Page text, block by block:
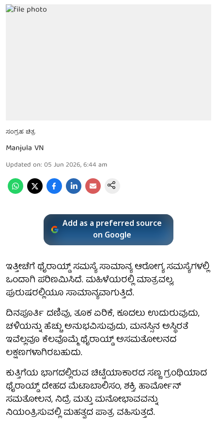
ಸಂಗ್ರಹ ಚಿತ್ರ
Manjula VN
Updated on: 05 Jun 2026, 6:44 am
Add as a preferred source
on Google
ಇತ್ತೀಚೆಗೆ ಥೈರಾಯ್ಡ್ ಸಮಸ್ಯೆ ಸಾಮಾನ್ಯ ಆರೋಗ್ಯ ಸಮಸ್ಯೆಗಳಲ್ಲಿ
ಒಂದಾಗಿ ಪರಿಣಮಿಸಿದೆ. ಮಹಿಳೆಯರಲ್ಲಿ ಮಾತ್ರವಲ್ಲ,
ಪುರುಷರಲ್ಲಿಯೂ ಸಾಮಾನ್ಯವಾಗುತ್ತಿದೆ.
ದಿನಪೂರ್ತಿ ದಣಿವು, ತೂಕ ಏರಿಕೆ, ಕೂದಲು ಉದುರುವುದು,
ಚಳಿಯನ್ನು ಹೆಚ್ಚು ಅನುಭವಿಸುವುದು, ಮನಸ್ಸಿನ ಅಸ್ಥಿರತೆ
ಇವೆಲ್ಲವೂ ಕೆಲವೊಮ್ಮೆ ಥೈರಾಯ್ಡ್ ಅಸಮತೋಲನದ
ಲಕ್ಷಣಗಳಾಗಿರಬಹುದು.
ಕುತ್ತಿಗೆಯ ಭಾಗದಲ್ಲಿರುವ ಚಿಟ್ಟೆಯಾಕಾರದ ಸಣ್ಣ ಗ್ರಂಥಿಯಾದ
ಥೈರಾಯ್ಡ್ ದೇಹದ ಮೆಟಾಬಾಲಿಸಂ, ಶಕ್ತಿ, ಹಾರ್ಮೋನ್
ಸಮತೋಲನ, ನಿದ್ರೆ ಮತ್ತು ಮನೋಭಾವವನ್ನು
ನಿಯಂತ್ರಿಸುವಲ್ಲಿ ಮಹತ್ವದ ಪಾತ್ರ ವಹಿಸುತ್ತದೆ.